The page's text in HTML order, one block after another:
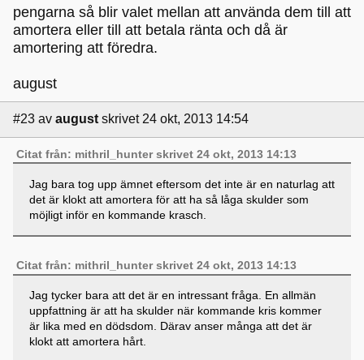
pengarna så blir valet mellan att använda dem till att
amortera eller till att betala ränta och då är
amortering att föredra.
august
#23 av august skrivet 24 okt, 2013 14:54
Citat från: mithril_hunter skrivet 24 okt, 2013 14:13
Jag bara tog upp ämnet eftersom det inte är en naturlag att
det är klokt att amortera för att ha så låga skulder som
möjligt inför en kommande krasch.
Citat från: mithril_hunter skrivet 24 okt, 2013 14:13
Jag tycker bara att det är en intressant fråga. En allmän
uppfattning är att ha skulder när kommande kris kommer
är lika med en dödsdom. Därav anser många att det är
klokt att amortera hårt.